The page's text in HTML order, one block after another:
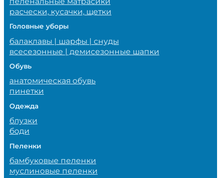
расчески, кусачки, щетки
Головные уборы
балаклавы | шарфы | снуды
всесезонные | демисезонные шапки
Обувь
анатомическая обувь
пинетки
Одежда
блузки
боди
Пеленки
бамбуковые пеленки
муслиновые пеленки